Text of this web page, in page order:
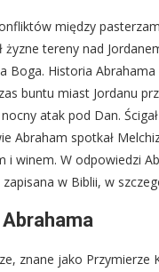
między
tereny nad
Boga. Historia
buntu miast Jordanu
atak pod Dan.
Abraham spotkał
i winem. W odpowiedzi
w Biblii, w
znane jako Przymierze